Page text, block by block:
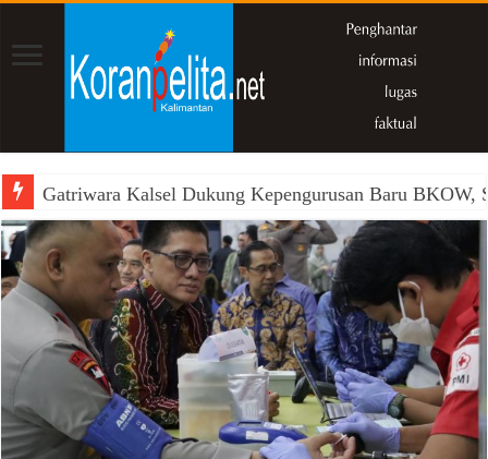
Gatriwara Kalsel Dukung Kepengurusan Baru BKOW,